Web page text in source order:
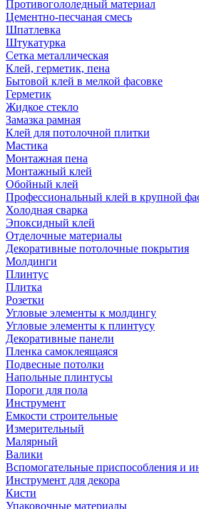
Противогололедный материал
Цементно-песчаная смесь
Шпатлевка
Штукатурка
Сетка металлическая
Клей, герметик, пена
Бытовой клей в мелкой фасовке
Герметик
Жидкое стекло
Замазка рамная
Клей для потолочной плитки
Мастика
Монтажная пена
Монтажный клей
Обойный клей
Профессиональный клей в крупной
Холодная сварка
Эпоксидный клей
Отделочные материалы
Декоративные потолочные покрытия
Молдинги
Плинтус
Плитка
Розетки
Угловые элементы к молдингу
Угловые элементы к плинтусу
Декоративные панели
Пленка самоклеящаяся
Подвесные потолки
Напольные плинтусы
Пороги для пола
Инструмент
Емкости строительные
Измерительный
Малярный
Валики
Вспомогательные приспособления и
Инструмент для декора
Кисти
Упаковочные материалы